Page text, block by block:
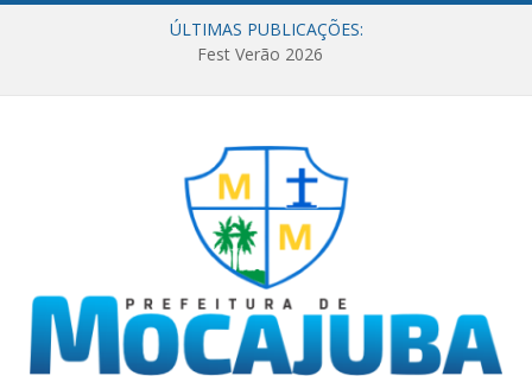
ÚLTIMAS PUBLICAÇÕES:
Fest Verão 2026